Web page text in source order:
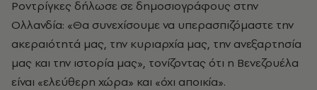
Ροντρίγκες δήλωσε σε δημοσιογράφους στην
Ολλανδία: «Θα συνεχίσουμε να υπερασπιζόμαστε την
ακεραιότητά μας, την κυριαρχία μας, την ανεξαρτησία
μας και την ιστορία μας», τονίζοντας ότι η Βενεζουέλα
είναι «ελεύθερη χώρα» και «όχι αποικία».